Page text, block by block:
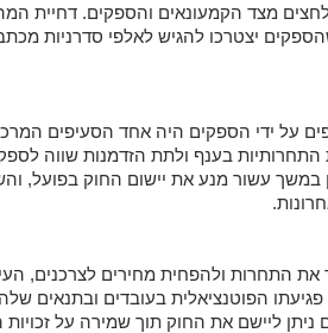
מצד הקמעונאים והספקים. דחיית
יצטרכו להגיש לאלפי סדרניות
על ידי הספקים היה אחד הסעיפים
התחרותיות בענף ולתת הזדמנות שווה
במשך עשור מנע את יישום החוק בפועל,
את התחרות ולהפחית מחירים לצרכנים,
פגיעתו הפוטנציאלית בעובדים ובתנאים
ליישם את החוק תוך שמירה על זכויות